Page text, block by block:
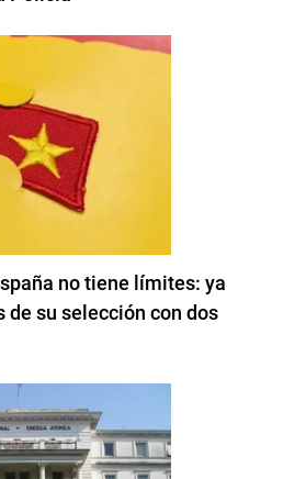
no tiene límites: ya
de su selección con dos